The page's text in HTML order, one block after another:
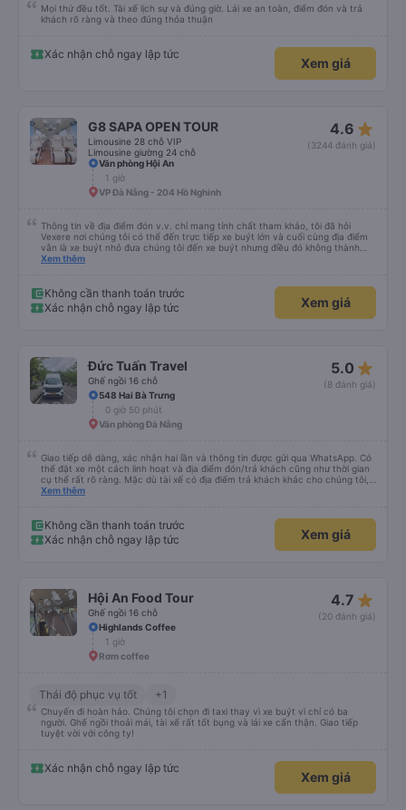
Mọi thứ đều tốt. Tài xế lịch sự và đúng giờ. Lái xe an toàn, điểm đón và trả
khách rõ ràng và theo đúng thỏa thuận
Xác nhận chỗ ngay lập tức
Xem giá
G8 SAPA OPEN TOUR
Limousine 28 chỗ VIP
Limousine giường 24 chỗ
4.6 star_rate
(3244 đánh giá)
Văn phòng Hội An
1 giờ
VP Đà Nẵng - 204 Hồ Nghinh
Thông tin về địa điểm đón v.v. chỉ mang tính chất tham khảo, tôi đã hỏi
Vexere nơi chúng tôi có thể đến trực tiếp xe buýt lớn và cuối cùng địa điểm
vẫn là xe buýt nhỏ đưa chúng tôi đến xe buýt nhưng điều đó không thành
vấn đề. Chúng tôi khởi hành đúng giờ từ Hà Nội nhưng đã nghỉ rất lâu ở sân
30 phút hai lần ở khu vực đường cao tốc (3 nghìn đồng để sử dụng phòng
tắm và chúng rất sạch sẽ) và cũng có thể mua rất nhiều đồ ăn nhẹ và thức
ăn khác nhau. Ghế ngồi rất thoải mái! Hãy nhớ rằng đôi khi chất lượng đường
có thể sử dụng chúng vì chúng trống. Nhìn chung là một hành trình rất tốt :)
Xem thêm
Không cần thanh toán trước
Xác nhận chỗ ngay lập tức
Xem giá
Đức Tuấn Travel
Ghế ngồi 16 chỗ
5.0 star_rate
(8 đánh giá)
548 Hai Bà Trưng
0 giờ 50 phút
Văn phòng Đà Nẵng
Giao tiếp dễ dàng, xác nhận hai lần và thông tin được gửi qua WhatsApp. Có
thể đặt xe một cách linh hoạt và địa điểm đón/trả khách cũng như thời gian
cụ thể rất rõ ràng. Mặc dù tài xế có địa điểm trả khách khác cho chúng tôi,
nhưng chúng tôi vẫn có thể đến địa điểm mình muốn.
Xem thêm
Không cần thanh toán trước
Xác nhận chỗ ngay lập tức
Xem giá
Hội An Food Tour
Ghế ngồi 16 chỗ
4.7 star_rate
(20 đánh giá)
Highlands Coffee
1 giờ
Rơm coffee
Thái độ phục vụ tốt +1
Chuyến đi hoàn hảo. Chúng tôi chọn đi taxi thay vì xe buýt vì chỉ có ba
người. Ghế ngồi thoải mái, tài xế rất tốt bụng và lái xe cẩn thận. Giao tiếp
tuyệt vời với công ty!
Xác nhận chỗ ngay lập tức
Xem giá